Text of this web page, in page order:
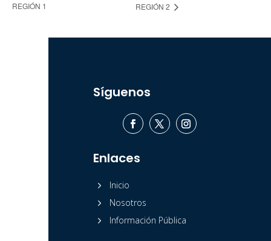
REGIÓN 1
REGIÓN 2
Síguenos
Enlaces
5
Inicio
5
Nosotros
5
Información Pública